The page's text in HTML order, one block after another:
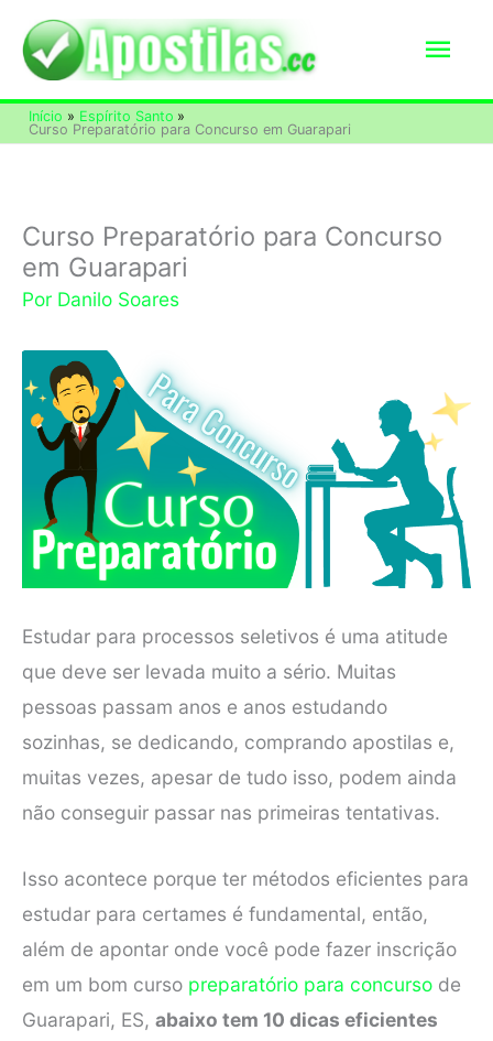
para
conteúdo
Início
Espírito Santo
Curso Preparatório para Concurso em Guarapari
Curso Preparatório para Concurso
em Guarapari
Por Danilo Soares
Estudar para processos seletivos é uma atitude
que deve ser levada muito a sério. Muitas
pessoas passam anos e anos estudando
sozinhas, se dedicando, comprando apostilas e,
muitas vezes, apesar de tudo isso, podem ainda
não conseguir passar nas primeiras tentativas.
Isso acontece porque ter métodos eficientes para
estudar para certames é fundamental, então,
além de apontar onde você pode fazer inscrição
em um bom curso preparatório para concurso de
Guarapari, ES, abaixo tem 10 dicas eficientes